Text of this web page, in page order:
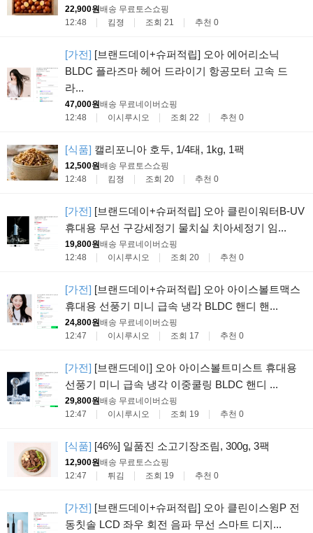
22,900원배송 무료토스쇼핑
12:48
킴졍 조회 21 추천 0
[가전] [브랜드데이+슈퍼적립] 오아 에어리소닉
BLDC 플라즈마 헤어 드라이기 항공모터 고속 드
라...
47,000원배송 무료네이버쇼핑
12:48
이시루시오 조회 22 추천 0
[식품] 캘리포니아 호두, 1/4태, 1kg, 1팩
12,500원배송 무료토스쇼핑
12:48
킴졍 조회 20 추천 0
[가전] [브랜드데이+슈퍼적립] 오아 클린이워터B-UV
휴대용 무선 구강세정기 물치실 치아세정기 임...
19,800원배송 무료네이버쇼핑
12:48
이시루시오 조회 20 추천 0
[가전] [브랜드데이+슈퍼적립] 오아 아이스볼트맥스
휴대용 선풍기 미니 급속 냉각 BLDC 핸디 핸...
24,800원배송 무료네이버쇼핑
12:47
이시루시오 조회 17 추천 0
[가전] [브랜드데이] 오아 아이스볼트미스트 휴대용
선풍기 미니 급속 냉각 이중쿨링 BLDC 핸디 ...
29,800원배송 무료네이버쇼핑
12:47
이시루시오 조회 19 추천 0
[식품] [46%] 일품진 소고기장조림, 300g, 3팩
12,900원배송 무료토스쇼핑
12:47
튀김 조회 19 추천 0
[가전] [브랜드데이+슈퍼적립] 오아 클린이스윙P 전
동칫솔 LCD 좌우 회전 음파 무선 스마트 디지...